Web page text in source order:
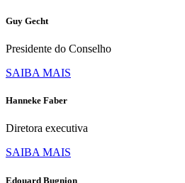
Guy Gecht
Presidente do Conselho
SAIBA MAIS
Hanneke Faber
Diretora executiva
SAIBA MAIS
Edouard Bugnion